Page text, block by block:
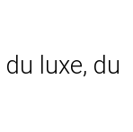
luxe, du